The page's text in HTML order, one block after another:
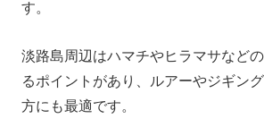
す。
淡路島周辺はハマチやヒラマサなど
るポイントがあり、ルアーやジギン
方にも最適です。